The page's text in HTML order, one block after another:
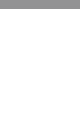
in vigore nel
e non
informazioni
e